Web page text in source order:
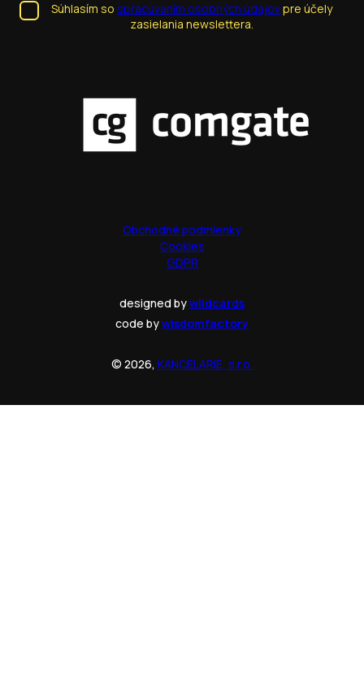
Súhlasím so spracúvaním osobných údajovpre účely
zasielania newslettera.
Obchodné podmienky
Cookies
GDPR
designed bywildcards
code bywisdomfactory
© 2026, KANCELARIE, s.r.o.